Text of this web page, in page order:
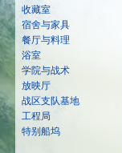
收藏室
宿舍与家具
餐厅与料理
浴室
学院与战术
放映厅
战区支队基地
工程局
特别船坞